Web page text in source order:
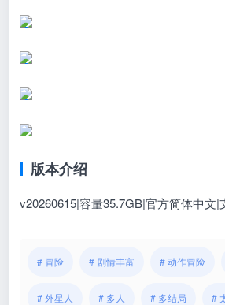
版本介绍
v20260615|容量35.7GB|官方简体中文|
# 冒险 # 剧情丰富 # 动作冒险
# 外星人 # 多人 # 多结局 #